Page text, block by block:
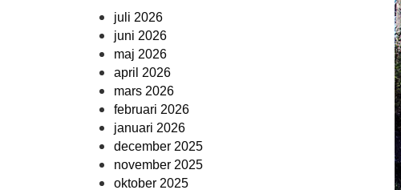
juli 2026
juni 2026
maj 2026
april 2026
mars 2026
februari 2026
januari 2026
december 2025
november 2025
oktober 2025